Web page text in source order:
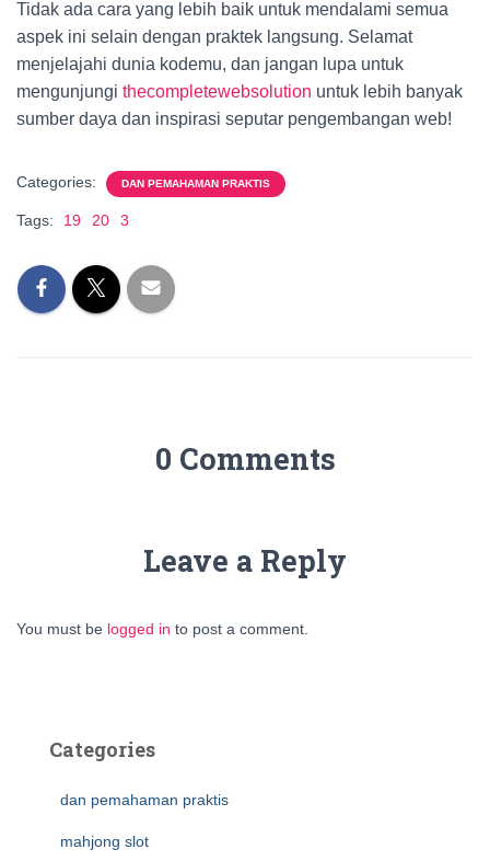
Tidak ada cara yang lebih baik untuk mendalami semua
aspek ini selain dengan praktek langsung. Selamat
menjelajahi dunia kodemu, dan jangan lupa untuk
mengunjungi thecompletewebsolution untuk lebih banyak
sumber daya dan inspirasi seputar pengembangan web!
Categories: DAN PEMAHAMAN PRAKTIS
Tags: 19 20 3
0 Comments
Leave a Reply
You must be logged in to post a comment.
Categories
dan pemahaman praktis
mahjong slot